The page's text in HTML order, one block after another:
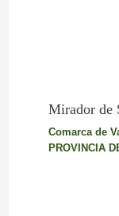
Mirador de
Comarca de
PROVINCIA